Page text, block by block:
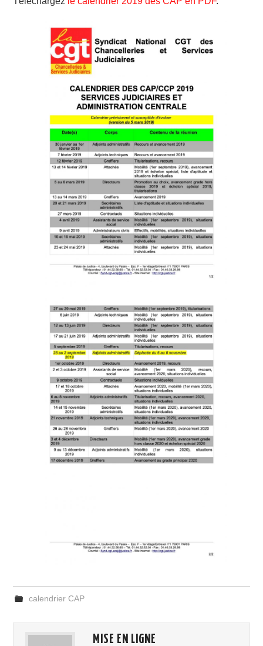
ESPACE MILITANT
calendrier CAP
MISE EN LIGNE